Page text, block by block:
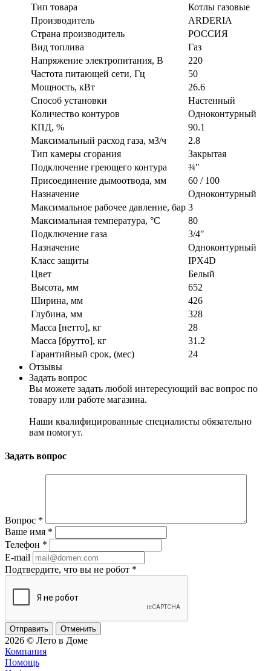
Тип товара
Котлы газовые
Производитель
ARDERIA
Страна производитель
РОССИЯ
Вид топлива
Газ
Напряжение электропитания, В
220
Частота питающей сети, Гц
50
Мощность, кВт
26.6
Способ установки
Настенный
Количество контуров
Одноконтурный
КПД, %
90.1
Максимальный расход газа, м3/ч
2.8
Тип камеры сгорания
Закрытая
Подключение греющего контура
¾"
Присоединение дымоотвода, мм
60 / 100
Назначение
Одноконтурный
Максимальное рабочее давление, бар 3
Максимальная температура, °C
80
Подключение газа
3/4"
Назначение
Одноконтурный
Класс защиты
IPX4D
Цвет
Белый
Высота, мм
652
Ширина, мм
426
Глубина, мм
328
Масса [нетто], кг
28
Масса [брутто], кг
31.2
Гарантийный срок, (мес)
24
Отзывы
Задать вопрос
Вы можете задать любой интересующий вас вопрос по
товару или работе магазина.
Наши квалифицированные специалисты обязательно
вам помогут.
Задать вопрос
Вопрос *
Ваше имя *
Телефон *
E-mail
Подтвердите, что вы не робот *
Отменить
2026 © Лето в Доме
Компания
Помощь